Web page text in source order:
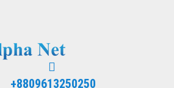
+8809613250250